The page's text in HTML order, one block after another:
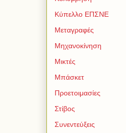
Κύπελλο ΕΠΣΝΕ
Μεταγραφές
Μηχανοκίνηση
Μικτές
Μπάσκετ
Προετοιμασίες
Στίβος
Συνεντεύξεις